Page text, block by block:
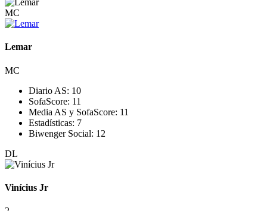
MC
Lemar
MC
Diario AS: 10
SofaScore: 11
Media AS y SofaScore: 11
Estadísticas: 7
Biwenger Social: 12
DL
Vinícius Jr